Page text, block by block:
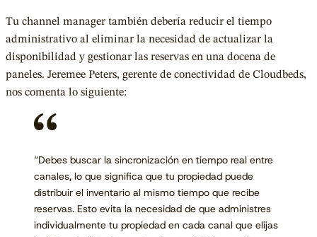
Tu channel manager también debería reducir el tiempo
administrativo al eliminar la necesidad de actualizar la
disponibilidad y gestionar las reservas en una docena de
paneles. Jeremee Peters, gerente de conectividad de Cloudbeds,
nos comenta lo siguiente:
“Debes buscar la sincronización en tiempo real entre
canales, lo que significa que tu propiedad puede
distribuir el inventario al mismo tiempo que recibe
reservas. Esto evita la necesidad de que administres
individualmente tu propiedad en cada canal que elijas